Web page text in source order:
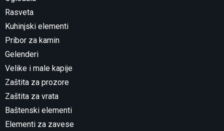
Rasveta
Kuhinjski elementi
Pribor za kamin
Gelenderi
Velike i male kapije
Zaštita za prozore
Zaštita za vrata
Baštenski elementi
Elementi za zavese